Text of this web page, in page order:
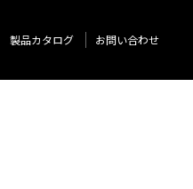
製品カタログ お問い合わせ